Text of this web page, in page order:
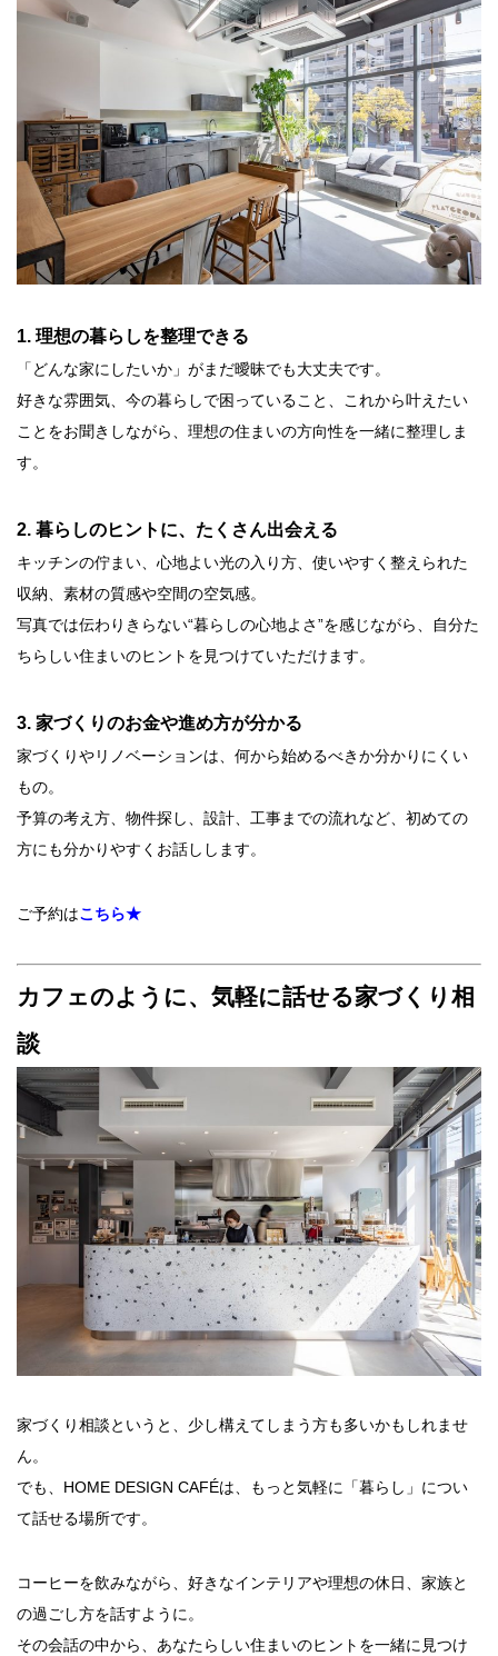
1. 理想の暮らしを整理できる
「どんな家にしたいか」がまだ曖昧でも大丈夫です。
好きな雰囲気、今の暮らしで困っていること、これから叶えたい
ことをお聞きしながら、理想の住まいの方向性を一緒に整理しま
す。
2. 暮らしのヒントに、たくさん出会える
キッチンの佇まい、心地よい光の入り方、使いやすく整えられた
収納、素材の質感や空間の空気感。
写真では伝わりきらない“暮らしの心地よさ”を感じながら、自分た
ちらしい住まいのヒントを見つけていただけます。
3. 家づくりのお金や進め方が分かる
家づくりやリノベーションは、何から始めるべきか分かりにくい
もの。
予算の考え方、物件探し、設計、工事までの流れなど、初めての
方にも分かりやすくお話しします。
ご予約はこちら★
カフェのように、気軽に話せる家づくり相
談
家づくり相談というと、少し構えてしまう方も多いかもしれませ
ん。
でも、HOME DESIGN CAFÉは、もっと気軽に「暮らし」につい
て話せる場所です。
コーヒーを飲みながら、好きなインテリアや理想の休日、家族と
の過ごし方を話すように。
その会話の中から、あなたらしい住まいのヒントを一緒に見つけ